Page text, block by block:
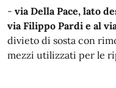
- via Della Pace, lato
via Filippo Pardi e al
divieto di sosta con
mezzi utilizzati per le